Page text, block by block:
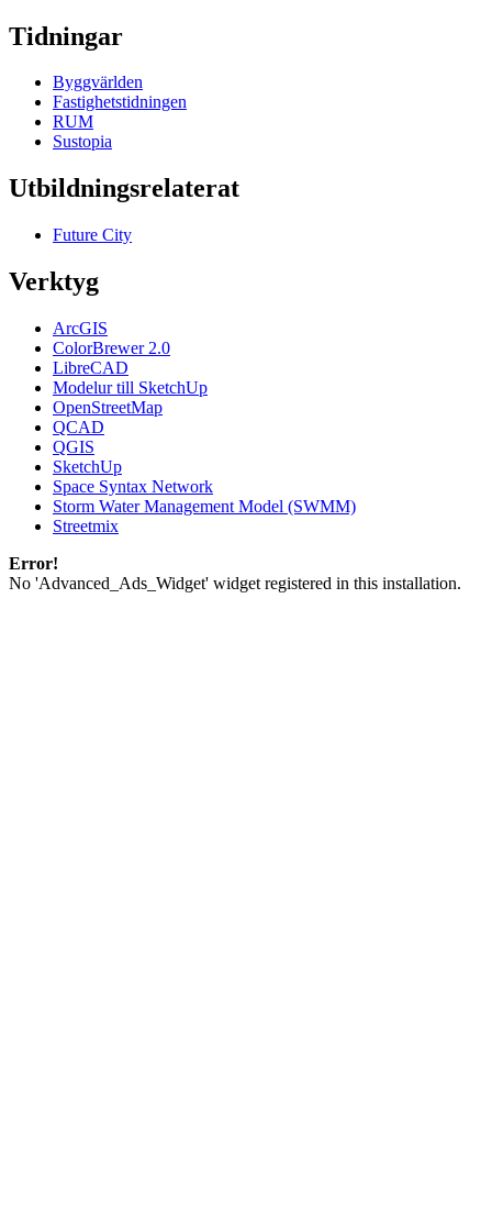
Tidningar
Byggvärlden
Fastighetstidningen
RUM
Sustopia
Utbildningsrelaterat
Future City
Verktyg
ArcGIS
ColorBrewer 2.0
LibreCAD
Modelur till SketchUp
OpenStreetMap
QCAD
QGIS
SketchUp
Space Syntax Network
Storm Water Management Model (SWMM)
Streetmix
Error!
No 'Advanced_Ads_Widget' widget registered in this installation.